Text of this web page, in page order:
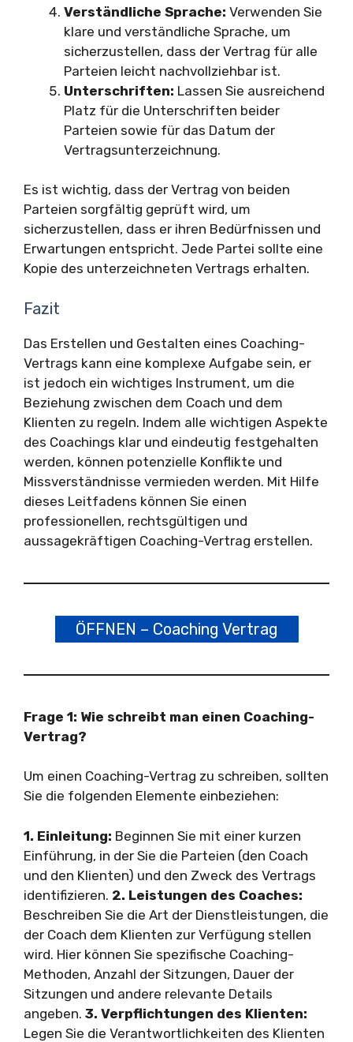
Verständliche Sprache: Verwenden Sie
klare und verständliche Sprache, um
sicherzustellen, dass der Vertrag für alle
Parteien leicht nachvollziehbar ist.
Unterschriften: Lassen Sie ausreichend
Platz für die Unterschriften beider
Parteien sowie für das Datum der
Vertragsunterzeichnung.
Es ist wichtig, dass der Vertrag von beiden
Parteien sorgfältig geprüft wird, um
sicherzustellen, dass er ihren Bedürfnissen und
Erwartungen entspricht. Jede Partei sollte eine
Kopie des unterzeichneten Vertrags erhalten.
Fazit
Das Erstellen und Gestalten eines Coaching-
Vertrags kann eine komplexe Aufgabe sein, er
ist jedoch ein wichtiges Instrument, um die
Beziehung zwischen dem Coach und dem
Klienten zu regeln. Indem alle wichtigen Aspekte
des Coachings klar und eindeutig festgehalten
werden, können potenzielle Konflikte und
Missverständnisse vermieden werden. Mit Hilfe
dieses Leitfadens können Sie einen
professionellen, rechtsgültigen und
aussagekräftigen Coaching-Vertrag erstellen.
ÖFFNEN – Coaching Vertrag
Frage 1: Wie schreibt man einen Coaching-
Vertrag?
Um einen Coaching-Vertrag zu schreiben, sollten
Sie die folgenden Elemente einbeziehen:
1. Einleitung: Beginnen Sie mit einer kurzen
Einführung, in der Sie die Parteien (den Coach
und den Klienten) und den Zweck des Vertrags
identifizieren. 2. Leistungen des Coaches:
Beschreiben Sie die Art der Dienstleistungen, die
der Coach dem Klienten zur Verfügung stellen
wird. Hier können Sie spezifische Coaching-
Methoden, Anzahl der Sitzungen, Dauer der
Sitzungen und andere relevante Details
angeben. 3. Verpflichtungen des Klienten:
Legen Sie die Verantwortlichkeiten des Klienten